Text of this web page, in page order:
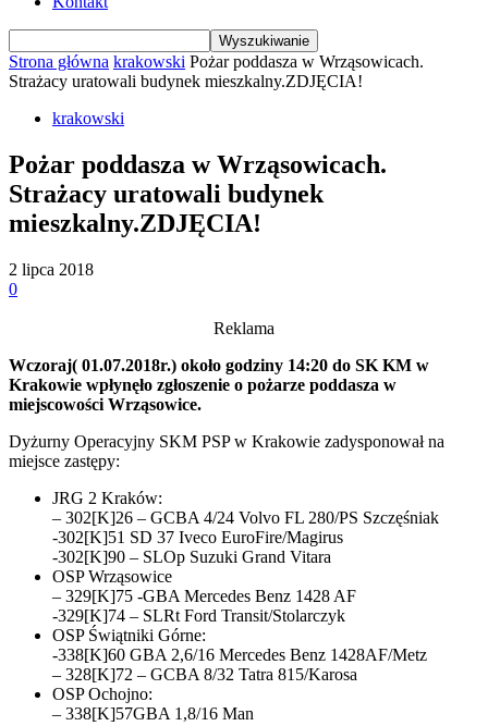
Strona główna krakowski Pożar poddasza w Wrząsowicach.
Strażacy uratowali budynek mieszkalny.ZDJĘCIA!
krakowski
Pożar poddasza w Wrząsowicach.
Strażacy uratowali budynek
mieszkalny.ZDJĘCIA!
2 lipca 2018
0
Reklama
Wczoraj( 01.07.2018r.) około godziny 14:20 do SK KM w
Krakowie wpłynęło zgłoszenie o pożarze poddasza w
miejscowości Wrząsowice.
Dyżurny Operacyjny SKM PSP w Krakowie zadysponował na
miejsce zastępy:
JRG 2 Kraków:
– 302[K]26 – GCBA 4/24 Volvo FL 280/PS Szczęśniak
-302[K]51 SD 37 Iveco EuroFire/Magirus
-302[K]90 – SLOp Suzuki Grand Vitara
OSP Wrząsowice
– 329[K]75 -GBA Mercedes Benz 1428 AF
-329[K]74 – SLRt Ford Transit/Stolarczyk
OSP Świątniki Górne:
-338[K]60 GBA 2,6/16 Mercedes Benz 1428AF/Metz
– 328[K]72 – GCBA 8/32 Tatra 815/Karosa
OSP Ochojno:
– 338[K]57GBA 1,8/16 Man